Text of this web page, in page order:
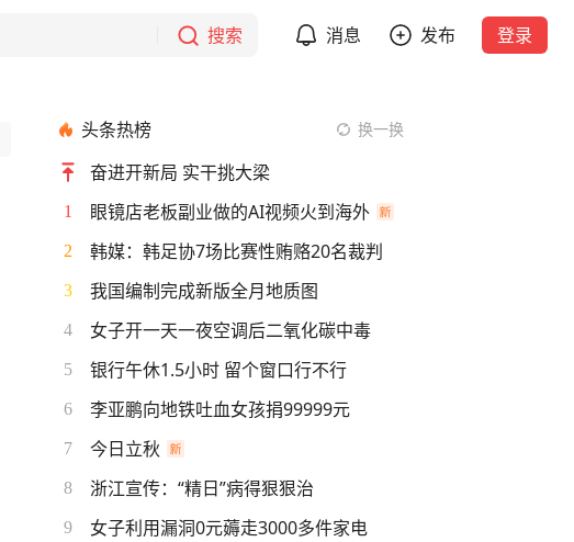
搜索 消息 发布 登录
头条热榜 换一换
奋进开新局 实干挑大梁
1 眼镜店老板副业做的AI视频火到海外
2 韩媒：韩足协7场比赛性贿赂20名裁判
3 我国编制完成新版全月地质图
4 女子开一天一夜空调后二氧化碳中毒
5 银行午休1.5小时 留个窗口行不行
6 李亚鹏向地铁吐血女孩捐99999元
7 今日立秋
8 浙江宣传：“精日”病得狠狠治
9 女子利用漏洞0元薅走3000多件家电